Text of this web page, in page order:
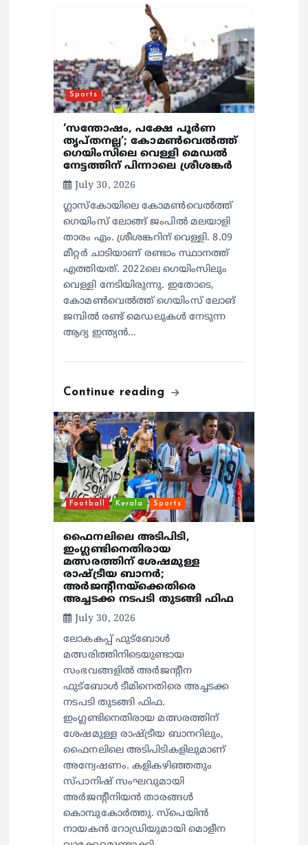
Sports
‘സന്തോഷം, പക്ഷേ പൂര്‍ണ
തൃപ്തനല്ല’; കോമണ്‍വെല്‍ത്ത്
ഗെയിംസിലെ വെള്ളി മെഡല്‍
നേട്ടത്തിന് പിന്നാലെ ശ്രീശങ്കര്‍
July 30, 2026
ഗ്ലാസ്‌കോയിലെ കോമണ്‍വെല്‍ത്ത്
ഗെയിംസ് ലോങ്ങ് ജംപില്‍ മലയാളി
താരം എം. ശ്രീശങ്കറിന് വെള്ളി. 8.09
മീറ്റര്‍ ചാടിയാണ് രണ്ടാം സ്ഥാനത്ത്
എത്തിയത്. 2022ലെ ഗെയിംസിലും
വെള്ളി നേടിയിരുന്നു. ഇതോടെ,
കോമണ്‍വെല്‍ത്ത് ഗെയിംസ് ലോങ്
ജമ്പില്‍ രണ്ട് മെഡലുകള്‍ നേടുന്ന
ആദ്യ ഇന്ത്യന്‍…
Continue reading
Football Kerala Sports
ഫൈനലിലെ അടിപിടി,
ഇംഗ്ലണ്ടിനെതിരായ
മത്സരത്തിന് ശേഷമുള്ള
രാഷ്ട്രീയ ബാനര്‍;
അര്‍ജന്റീനയ്‌ക്കെതിരെ
അച്ചടക്ക നടപടി തുടങ്ങി ഫിഫ
July 30, 2026
ലോകകപ്പ് ഫുട്‌ബോള്‍
മത്സരിത്തിനിടെയുണ്ടായ
സംഭവങ്ങളില്‍ അര്‍ജന്റീന
ഫുട്‌ബോള്‍ ടീമിനെതിരെ അച്ചടക്ക
നടപടി തുടങ്ങി ഫിഫ.
ഇംഗ്ലണ്ടിനെതിരായ മത്സരത്തിന്
ശേഷമുള്ള രാഷ്ട്രീയ ബാനറിലും,
ഫൈനലിലെ അടിപിടികളിലുമാണ്
അന്വേഷണം. കളികഴിഞ്ഞതും
സ്പാനിഷ് സംഘവുമായി
അര്‍ജന്റീനിയന്‍ താരങ്ങള്‍
കൊമ്പുകോര്‍ത്തു. സ്പെയിന്‍
നായകന്‍ റോഡ്രിയുമായി മൊളീന